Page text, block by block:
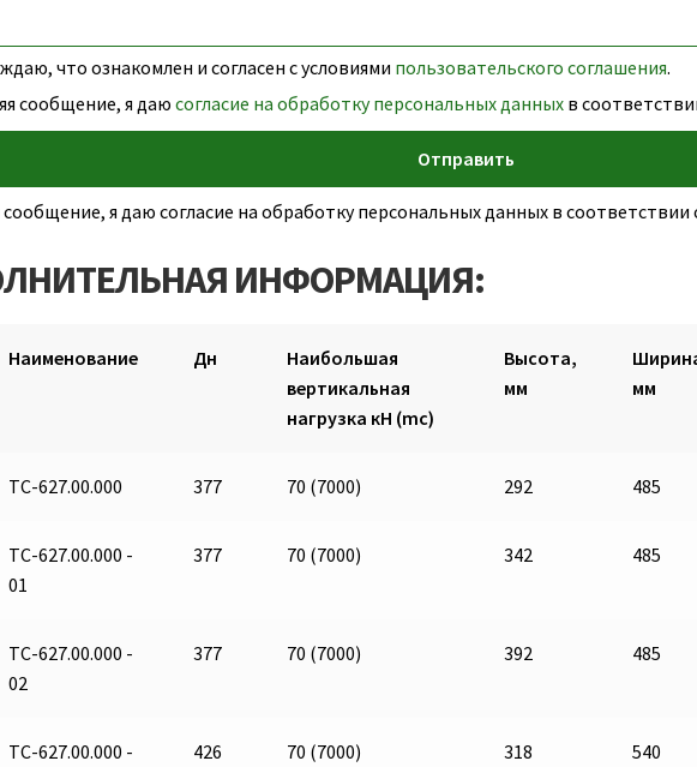
что ознакомлен и согласен с условиями пользовательского соглашения.
сообщение, я даю согласие на обработку персональных данныхв
я даю согласие на обработку персональных данных в
ИНФОРМАЦИЯ:
Наименование Дн
Наибольшая
вертикальная
нагрузка кН (mc)
Высота,
мм
мм
ТС-627.00.000 377 70 (7000) 292 485
ТС-627.00.000 -
01
377 70 (7000) 342 485
ТС-627.00.000 -
02
377 70 (7000) 392 485
ТС-627.00.000 -
426 70 (7000) 318 540